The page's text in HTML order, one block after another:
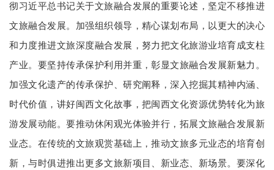
彻习近平总书记关于文旅融合发展的重要论述，坚定不移推进
文旅融合发展。加强组织领导，精心谋划布局，以更大的决心
和力度推进文旅深度融合发展，努力把文化旅游业培育成支柱
产业。要坚持传承保护利用并重，彰显文旅融合发展新魅力。
加强文化遗产的传承保护、研究阐释，深入挖掘其精神内涵、
时代价值，讲好闽西文化故事，把闽西文化资源优势转化为旅
游发展动能。要推动休闲观光体验并行，拓展文旅融合发展新
业态。在传统的文旅观赏基础上，推动文旅多元业态的培育创
新，与时俱进推出更多文旅新项目、新业态、新场景。要深化